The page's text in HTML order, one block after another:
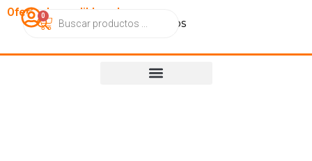
OfertasImperdibles.cl
CatálogoContactoNosotros
0